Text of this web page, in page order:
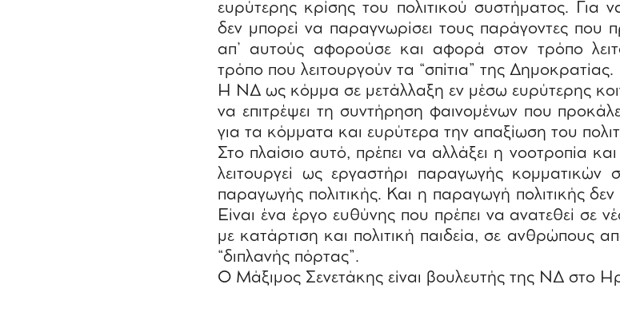
ευρύτερης κρίσης του πολιτικού συστήματος. Για
δεν μπορεί να παραγνωρίσει τους παράγοντες που
απ’ αυτούς αφορούσε και αφορά στον τρόπο
τρόπο που λειτουργούν τα “σπίτια” της Δημοκρατίας.
Η ΝΔ ως κόμμα σε μετάλλαξη εν μέσω ευρύτερης
να επιτρέψει τη συντήρηση φαινομένων που
για τα κόμματα και ευρύτερα την απαξίωση του
Στο πλαίσιο αυτό, πρέπει να αλλάξει η νοοτροπία
λειτουργεί ως εργαστήρι παραγωγής κομματικών
παραγωγής πολιτικής. Και η παραγωγή πολιτικής δεν
Είναι ένα έργο ευθύνης που πρέπει να ανατεθεί σε
με κατάρτιση και πολιτική παιδεία, σε ανθρώπους
“διπλανής πόρτας”.
Ο Μάξιμος Σενετάκης είναι βουλευτής της ΝΔ στο